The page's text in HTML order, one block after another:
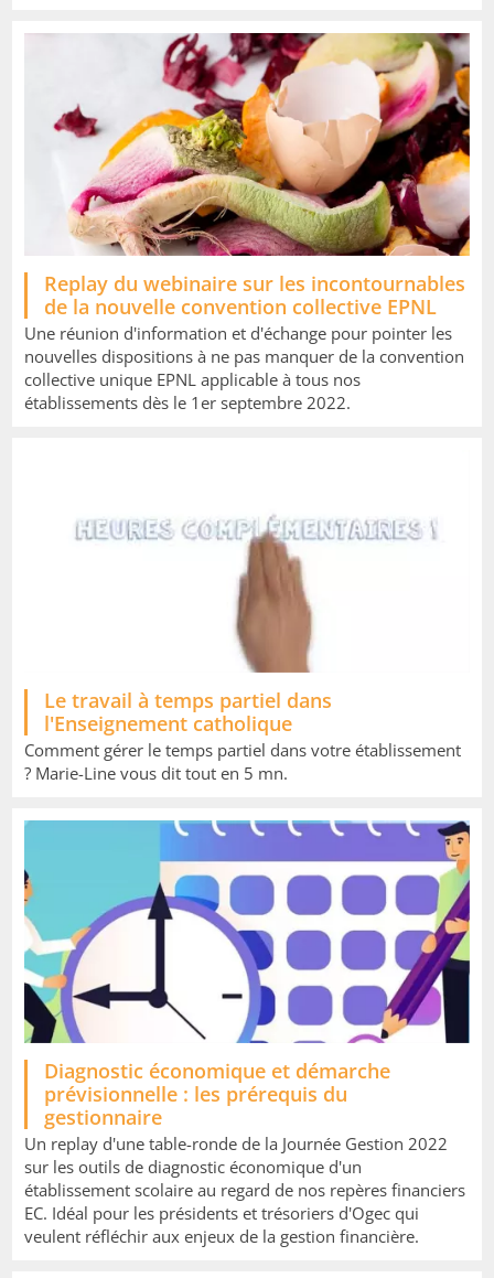
Replay du webinaire sur les incontournables
de la nouvelle convention collective EPNL
Une réunion d'information et d'échange pour pointer les
nouvelles dispositions à ne pas manquer de la convention
collective unique EPNL applicable à tous nos
établissements dès le 1er septembre 2022.
Le travail à temps partiel dans
l'Enseignement catholique
Comment gérer le temps partiel dans votre établissement
? Marie-Line vous dit tout en 5 mn.
Diagnostic économique et démarche
prévisionnelle : les prérequis du
gestionnaire
Un replay d'une table-ronde de la Journée Gestion 2022
sur les outils de diagnostic économique d'un
établissement scolaire au regard de nos repères financiers
EC. Idéal pour les présidents et trésoriers d'Ogec qui
veulent réfléchir aux enjeux de la gestion financière.